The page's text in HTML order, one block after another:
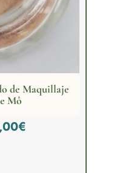
de Maquillaje
Mô
€Rango